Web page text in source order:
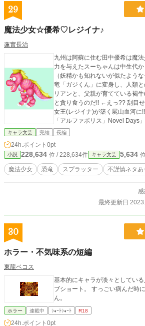
29
魔法少女☆優希♡レジイナ♪
蓮實長治
九州は阿蘇に住む田中優希は魔
力を与えたスーちゃんは中生代
（妖精かも知れないが似たよう
竜「ガジくん」に変身し、人類
リアンと、父親が育てている褐
と貪り食うのだ!! ←えっ?? 刮目せよ!! 暴君(T-REX)をも超えし
女王(レジイナ)が築く屍山血河に!! 「なろう」「カクヨム」
「アルファポリス」Novel Days
ップ+」に同じモノを投稿してい
キャラ文芸 完結 長編
24h.ポイント 0pt
小説 228,634 位 / 228,634件 キャラ文芸 5,634
魔法少女 恐竜 スプラッター 不謹慎ネタあ
最終更新日
30
ホラー・不気味系の短編
東龍ベコス
基本的にキャラが淡々としてい
ブショート。 すっごい病んだ時
ん。
ホラー 連載中 ｼｮｰﾄｼｮｰﾄ R18
24h.ポイント 0pt